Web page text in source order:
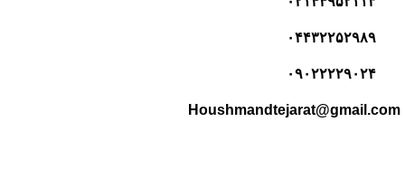
۰۴۴۳۲۲۵۲۹۸۹
۰۹۰۲۲۲۲۹۰۲۴
Houshmandtejarat@gmail.com